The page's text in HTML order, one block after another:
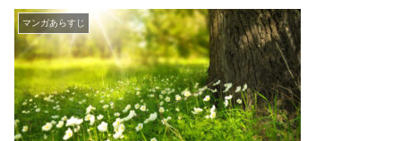
マンガあらすじ